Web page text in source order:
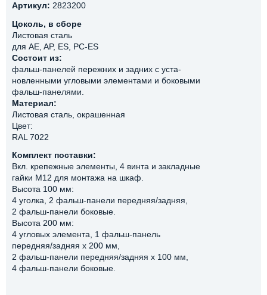
Артикул: 2823200
Цоколь, в сборе
Листовая сталь
для AE, AP, ES, PC-ES
Состоит из:
фальш-панелей пережних и задних с уста-
новленными угловыми элементами и боковыми
фальш-панелями.
Материал:
Листовая сталь, окрашенная
Цвет:
RAL 7022
Комплект поставки:
Вкл. крепежные элементы, 4 винта и закладные
гайки М12 для монтажа на шкаф.
Высота 100 мм:
4 уголка, 2 фальш-панели передняя/задняя,
2 фальш-панели боковые.
Высота 200 мм:
4 угловых элемента, 1 фальш-панель
передняя/задняя x 200 мм,
2 фальш-панели передняя/задняя x 100 мм,
4 фальш-панели боковые.